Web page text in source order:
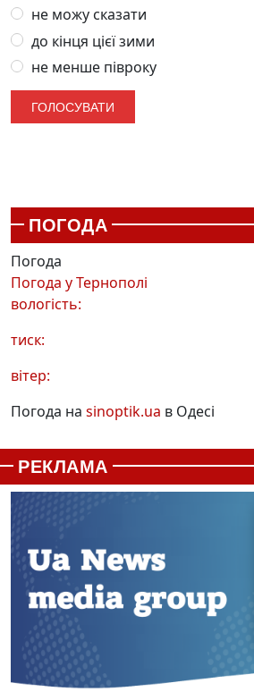
не можу сказати
до кінця цієї зими
не менше півроку
ПОГОДА
Погода
Погода уТернополі
вологість:
тиск:
вітер:
Погода на sinoptik.ua в Одесі
РЕКЛАМА